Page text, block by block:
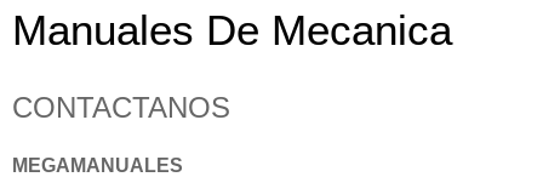
Manuales De Mecanica
CONTACTANOS
MEGAMANUALES